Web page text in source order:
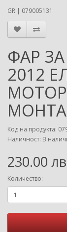
GR | 079005131
ФАР ЗА
2012
Код на продукта:
Наличност: В
230.00
Количество: